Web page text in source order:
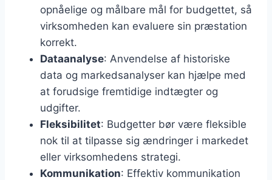
opnåelige og målbare mål for budgettet, så
virksomheden kan evaluere sin præstation
korrekt.
Dataanalyse: Anvendelse af historiske
data og markedsanalyser kan hjælpe med
at forudsige fremtidige indtægter og
udgifter.
Fleksibilitet: Budgetter bør være fleksible
nok til at tilpasse sig ændringer i markedet
eller virksomhedens strategi.
Kommunikation: Effektiv kommunikation